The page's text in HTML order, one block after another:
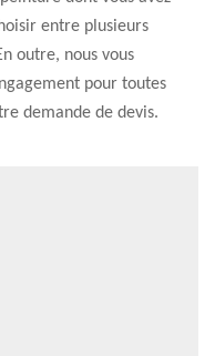
entre plusieurs
outre, nous vous
pour toutes
demande de devis.